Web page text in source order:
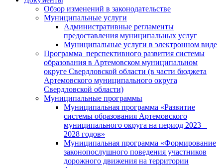
Обзор изменений в законодательстве
Муниципальные услуги
Административные регламенты
предоставления муниципальных услуг
Муниципальные услуги в электронном виде
Программа перспективного развития системы
образования в Артемовском муниципальном
округе Свердловской области (в части бюджета
Артемовского муниципального округа
Свердловской области)
Муниципальные программы
Муниципальная программа «Развитие
системы образования Артемовского
муниципального округа на период 2023 –
2028 годов»
Муниципальная программа «Формирование
законопослушного поведения участников
дорожного движения на территории